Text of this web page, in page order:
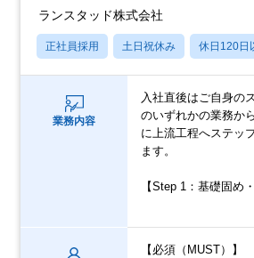
ランスタッド株式会社
正社員採用 土日祝休み 休日120日
業務内容
入社直後はご自身の
のいずれかの業務か
に上流工程へステッ
ます。
【Step 1：基礎固め
【必須（MUST）】